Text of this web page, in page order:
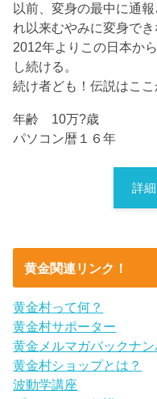
以前、変身の最中に通
れ以来むやみに変身で
2012年よりこの日本か
し続ける。
続け者ども！伝説はここ
年齢 10万?歳
パソコン暦１６年
詳
黄金関連リンク！
黄金村って何？
黄金村サポーター
黄金メルマガバックナン
黄金村ショップとは？
波動学講座